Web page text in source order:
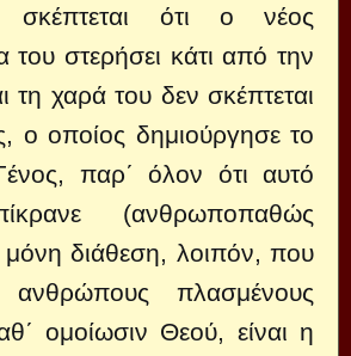
ότι ο νέος
στερήσει κάτι από την
τη χαρά του δεν σκέπτεται
ο οποίος δημιούργησε το
παρ΄ όλον ότι αυτό
(ανθρωποπαθώς
διάθεση, λοιπόν, που
ανθρώπους πλασμένους
ομοίωσιν Θεού, είναι η